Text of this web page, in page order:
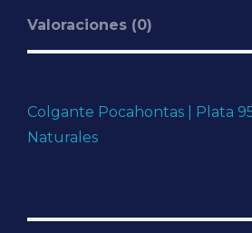
Valoraciones (0)
Colgante Pocahontas | Plata
Naturales